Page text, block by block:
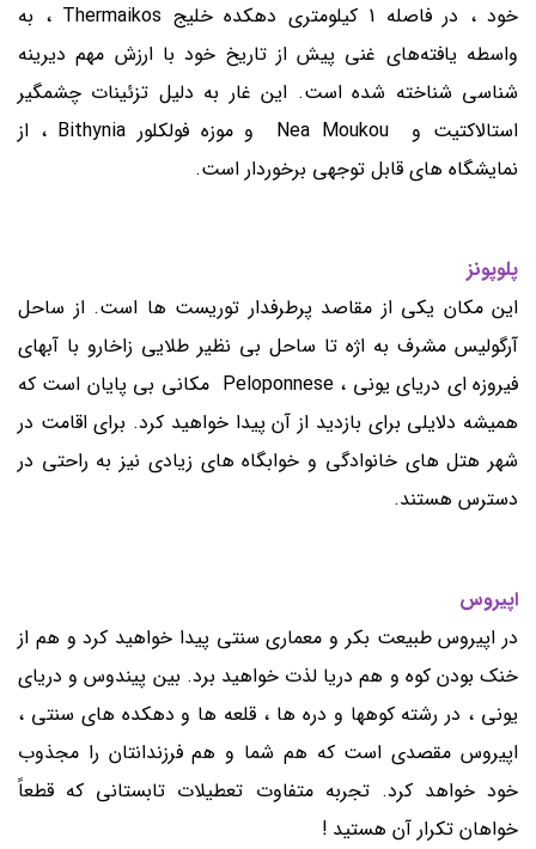
خود ، در فاصله 1 کیلومتری دهکده خلیج Thermaikos ، به
واسطه یافته‌های غنی پیش از تاریخ خود با ارزش مهم دیرینه
شناسی شناخته شده است. این غار به دلیل تزئینات چشمگیر
استالاکتیت و Nea Moukou و موزه فولکلور Bithynia ، از
نمایشگاه های قابل توجهی برخوردار است.
پلوپونز
این مکان یکی از مقاصد پرطرفدار توریست ها است. از ساحل
آرگولیس مشرف به اژه تا ساحل بی نظیر طلایی زاخارو با آبهای
فیروزه ای دریای یونی ، Peloponnese مکانی بی پایان است که
همیشه دلایلی برای بازدید از آن پیدا خواهید کرد. برای اقامت در
شهر هتل های خانوادگی و خوابگاه های زیادی نیز به راحتی در
دسترس هستند.
اپیروس
در اپیروس طبیعت بکر و معماری سنتی پیدا خواهید کرد و هم از
خنک بودن کوه و هم دریا لذت خواهید برد. بین پیندوس و دریای
یونی ، در رشته کوهها و دره ها ، قلعه ها و دهکده های سنتی ،
اپیروس مقصدی است که هم شما و هم فرزندانتان را مجذوب
خود خواهد کرد. تجربه متفاوت تعطیلات تابستانی که قطعاً
خواهان تکرار آن هستید !